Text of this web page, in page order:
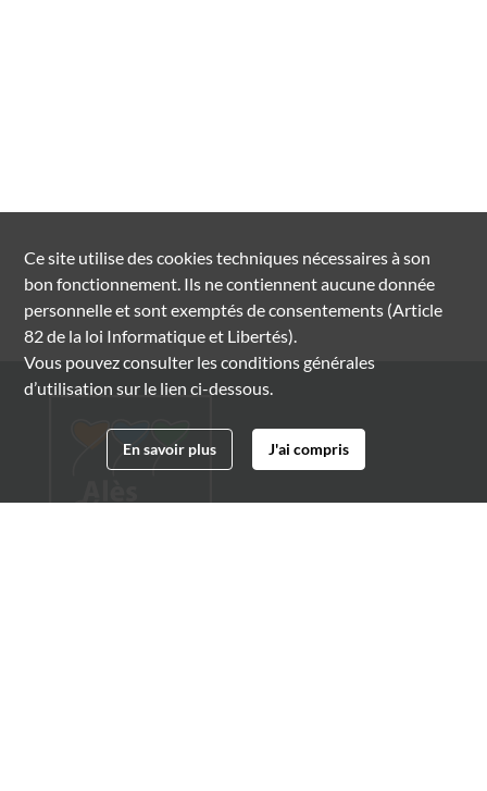
Ce site utilise descookiestechniques nécessaires à son
bon fonctionnement. Ils ne contiennent aucune donnée
personnelle et sont exemptés de consentements (Article
82 de la loi Informatique et Libertés).
Vous pouvez consulter les conditions générales
d’utilisation sur le lien ci-dessous.
En savoir plus J'ai compris